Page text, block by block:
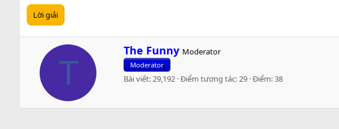
Lời giải
T
W
r
i
t
n
The Funny Moderator
Moderator
Bài viết 29,192 Điểm tương tác 29 Điểm 38